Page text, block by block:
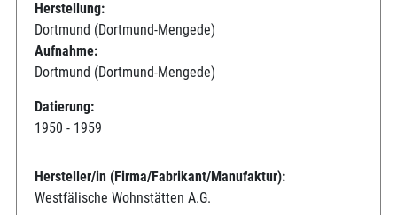
Herstellung:
Dortmund (Dortmund-Mengede)
Aufnahme:
Dortmund (Dortmund-Mengede)
Datierung:
1950 - 1959
Hersteller/in (Firma/Fabrikant/Manufaktur):
Westfälische Wohnstätten A.G.